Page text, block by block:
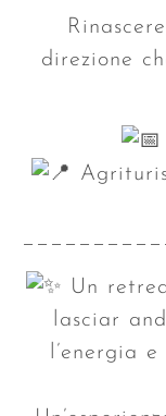
direzione
Un
lasciar
l’energia